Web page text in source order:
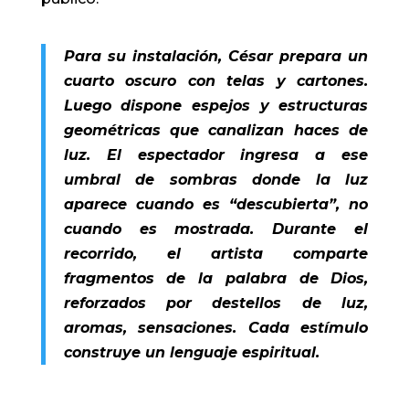
Para su instalación, César prepara un
cuarto oscuro con telas y cartones.
Luego dispone espejos y estructuras
geométricas que canalizan haces de
luz. El espectador ingresa a ese
umbral de sombras donde la luz
aparece cuando es “descubierta”, no
cuando es mostrada. Durante el
recorrido, el artista comparte
fragmentos de la palabra de Dios,
reforzados por destellos de luz,
aromas, sensaciones. Cada estímulo
construye un lenguaje espiritual.